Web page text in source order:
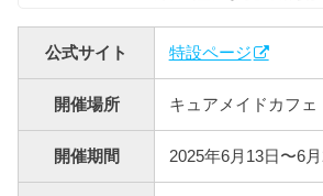
公式サイト 特設ページ
開催場所 キュアメイドカフェ
開催期間 2025年6月13日〜6